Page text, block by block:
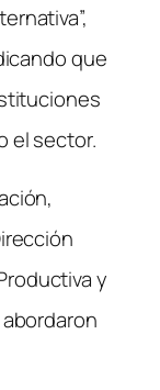
que
el sector.
y